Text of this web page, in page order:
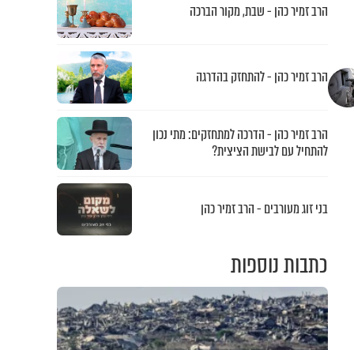
הרב זמיר כהן - שבת, מקור הברכה
הרב זמיר כהן - להתחזק בהדרגה
הרב זמיר כהן - הדרכה למתחזקים: מתי נכון
להתחיל עם לבישת הציצית?
בני זוג מעורבים - הרב זמיר כהן
כתבות נוספות